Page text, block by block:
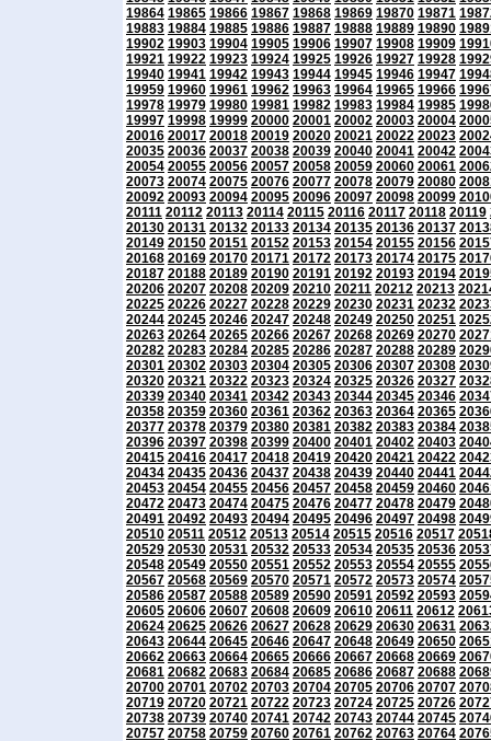
19864 19865 19866 19867 19868 19869 19870 19871
19883 19884 19885 19886 19887 19888 19889 19890
19902 19903 19904 19905 19906 19907 19908 19909
19921 19922 19923 19924 19925 19926 19927 19928
19940 19941 19942 19943 19944 19945 19946 19947
19959 19960 19961 19962 19963 19964 19965 19966
19978 19979 19980 19981 19982 19983 19984 19985
19997 19998 19999 20000 20001 20002 20003 20004
20016 20017 20018 20019 20020 20021 20022 20023
20035 20036 20037 20038 20039 20040 20041 20042
20054 20055 20056 20057 20058 20059 20060 20061
20073 20074 20075 20076 20077 20078 20079 20080
20092 20093 20094 20095 20096 20097 20098 20099
20111 20112 20113 20114 20115 20116 20117 20118 20119
20130 20131 20132 20133 20134 20135 20136 20137
20149 20150 20151 20152 20153 20154 20155 20156
20168 20169 20170 20171 20172 20173 20174 20175
20187 20188 20189 20190 20191 20192 20193 20194
20206 20207 20208 20209 20210 20211 20212 20213
20225 20226 20227 20228 20229 20230 20231 20232
20244 20245 20246 20247 20248 20249 20250 20251
20263 20264 20265 20266 20267 20268 20269 20270
20282 20283 20284 20285 20286 20287 20288 20289
20301 20302 20303 20304 20305 20306 20307 20308
20320 20321 20322 20323 20324 20325 20326 20327
20339 20340 20341 20342 20343 20344 20345 20346
20358 20359 20360 20361 20362 20363 20364 20365
20377 20378 20379 20380 20381 20382 20383 20384
20396 20397 20398 20399 20400 20401 20402 20403
20415 20416 20417 20418 20419 20420 20421 20422
20434 20435 20436 20437 20438 20439 20440 20441
20453 20454 20455 20456 20457 20458 20459 20460
20472 20473 20474 20475 20476 20477 20478 20479
20491 20492 20493 20494 20495 20496 20497 20498
20510 20511 20512 20513 20514 20515 20516 20517
20529 20530 20531 20532 20533 20534 20535 20536
20548 20549 20550 20551 20552 20553 20554 20555
20567 20568 20569 20570 20571 20572 20573 20574
20586 20587 20588 20589 20590 20591 20592 20593
20605 20606 20607 20608 20609 20610 20611 20612
20624 20625 20626 20627 20628 20629 20630 20631
20643 20644 20645 20646 20647 20648 20649 20650
20662 20663 20664 20665 20666 20667 20668 20669
20681 20682 20683 20684 20685 20686 20687 20688
20700 20701 20702 20703 20704 20705 20706 20707
20719 20720 20721 20722 20723 20724 20725 20726
20738 20739 20740 20741 20742 20743 20744 20745
20757 20758 20759 20760 20761 20762 20763 20764